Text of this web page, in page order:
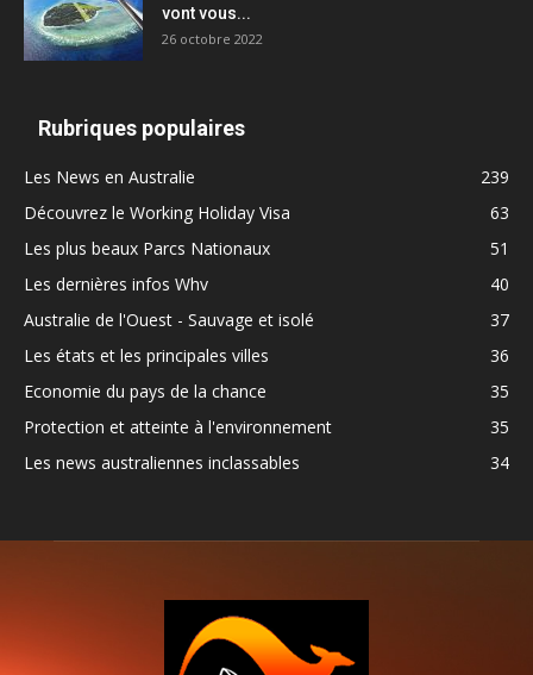
vont vous...
26 octobre 2022
Rubriques populaires
Les News en Australie
239
Découvrez le Working Holiday Visa
63
Les plus beaux Parcs Nationaux
51
Les dernières infos Whv
40
Australie de l'Ouest - Sauvage et isolé
37
Les états et les principales villes
36
Economie du pays de la chance
35
Protection et atteinte à l'environnement
35
Les news australiennes inclassables
34